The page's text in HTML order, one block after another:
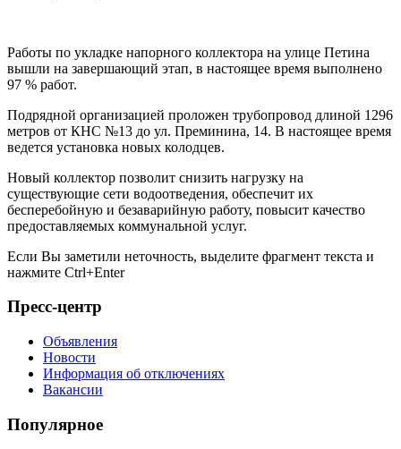
Работы по укладке напорного коллектора на улице Петина
вышли на завершающий этап, в настоящее время выполнено
97 % работ.
Подрядной организацией проложен трубопровод длиной 1296
метров от КНС №13 до ул. Преминина, 14. В настоящее время
ведется установка новых колодцев.
Новый коллектор позволит снизить нагрузку на
существующие сети водоотведения, обеспечит их
бесперебойную и безаварийную работу, повысит качество
предоставляемых коммунальной услуг.
Если Вы заметили неточность, выделите фрагмент текста и
нажмите Ctrl+Enter
Пресс-центр
Объявления
Новости
Информация об отключениях
Вакансии
Популярное